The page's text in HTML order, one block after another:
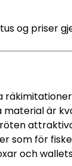
og priser
material är
som för
och